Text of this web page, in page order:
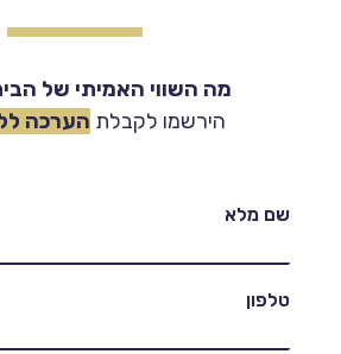
מה השווי האמיתי של
הירשמו לקבלת הערכה
שם מלא
טלפון